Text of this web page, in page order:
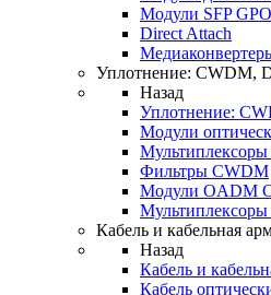
Модули SFP
Direct Attach
Уплотнение: CWDM,
Назад
Уплотнение:
Модули
Фильтры CWDM
Модули OADM
Кабель и кабельная
Назад
Кабель и
Кабель